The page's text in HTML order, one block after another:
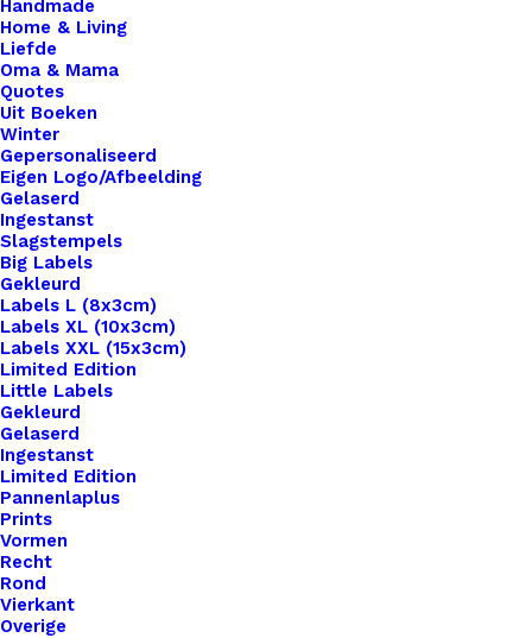
Handmade
Home & Living
Liefde
Oma & Mama
Quotes
Uit Boeken
Winter
Gepersonaliseerd
Eigen Logo/Afbeelding
Gelaserd
Ingestanst
Slagstempels
Big Labels
Gekleurd
Labels L (8x3cm)
Labels XL (10x3cm)
Labels XXL (15x3cm)
Limited Edition
Little Labels
Gekleurd
Gelaserd
Ingestanst
Limited Edition
Pannenlaplus
Prints
Vormen
Recht
Rond
Vierkant
Overige
Home
Haken & Breien
Veiligheidsoogjes Gekleurd Rond 6mm Blauw
Veiligheidsoogjes
Gekleurd Rond 6mm
Blauw
€0,55